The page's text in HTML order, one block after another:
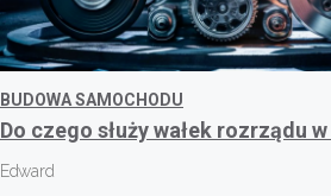
BUDOWA SAMOCHODU
Do czego służy wałek rozrządu
Edward